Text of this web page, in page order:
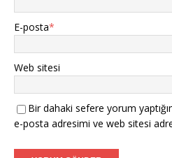
E-posta*
Web sitesi
Bir dahaki sefere yorum
e-posta adresimi ve web sitesi